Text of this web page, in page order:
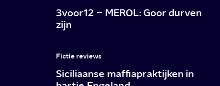
3voor12 – MEROL: Goor durven
zijn
Fictie reviews
Siciliaanse maffiapraktijken in